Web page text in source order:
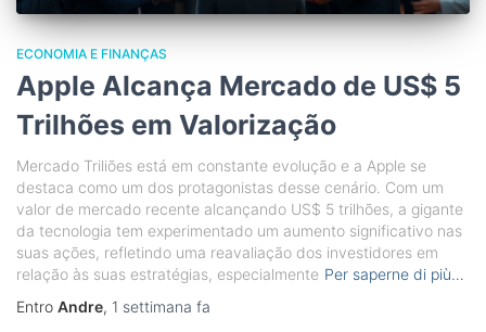
ECONOMIA E FINANÇAS
Apple Alcança Mercado de US$ 5
Trilhões em Valorização
Mercado Triliões está em constante evolução e a Apple se
destaca como um dos protagonistas desse cenário. Com um
valor de mercado recente alcançando US$ 5 trilhões, a gigante
da tecnologia tem experimentado um aumento significativo nas
suas ações, refletindo uma reavaliação dos investidores em
relação às suas estratégias, especialmente Per saperne di più…
Entro Andre, 1 settimana fa